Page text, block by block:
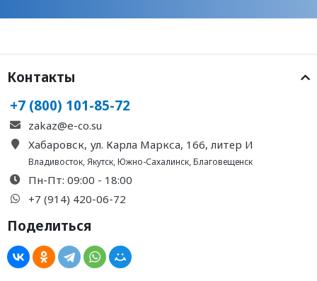
Контакты
+7 (800) 101-85-72
zakaz@e-co.su
Хабаровск, ул. Карла Маркса, 166, литер И
Владивосток,Якутск,Южно-Сахалинск,Благовещенск
Пн-Пт: 09:00 - 18:00
+7 (914) 420-06-72
Поделиться